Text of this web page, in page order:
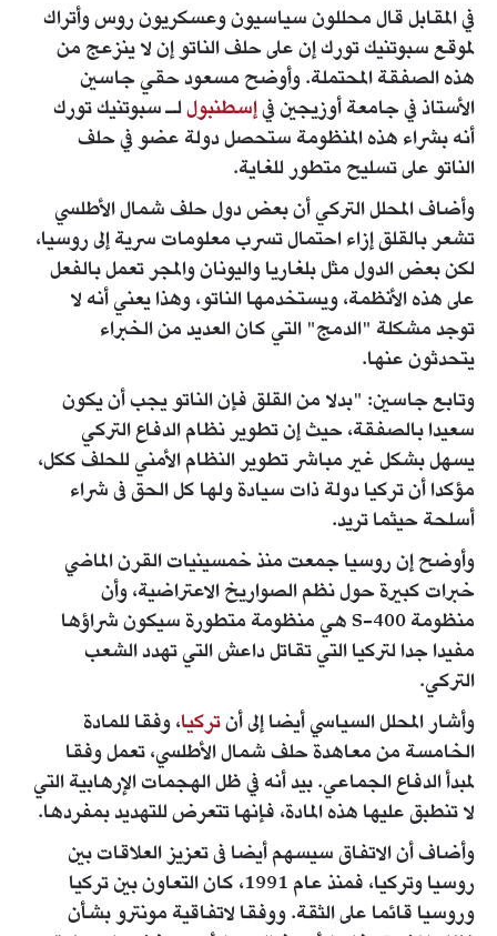
في المقابل قال محللون سياسيون وعسكريون روس وأتراك
لموقع سبوتنيك تورك إن على حلف الناتو إن لا ينزعج من
هذه الصفقة المحتملة. وأوضح مسعود حقي جاسين
الأستاذ في جامعة أوزيجين فيإسطنبوللـ سبوتنيك تورك
أنه بشراء هذه المنظومة ستحصل دولة عضو في حلف
الناتو على تسليح متطور للغاية.
وأضاف المحلل التركي أن بعض دول حلف شمال الأطلسي
تشعر بالقلق إزاء احتمال تسرب معلومات سرية إلى روسيا،
لكن بعض الدول مثل بلغاريا واليونان والمجر تعمل بالفعل
على هذه الأنظمة، ويستخدمها الناتو، وهذا يعني أنه لا
توجد مشكلة "الدمج" التي كان العديد من الخبراء
يتحدثون عنها.
وتابع جاسين: "بدلا من القلق فإن الناتو يجب أن يكون
سعيدا بالصفقة، حيث إن تطوير نظام الدفاع التركي
يسهل بشكل غير مباشر تطوير النظام الأمني للحلف ككل،
مؤكدا أن تركيا دولة ذات سيادة ولها كل الحق فى شراء
أسلحة حيثما تريد.
وأوضح إن روسيا جمعت منذ خمسينيات القرن الماضي
خبرات كبيرة حول نظم الصواريخ الاعتراضية، وأن
منظومة S-400 هي منظومة متطورة سيكون شراؤها
مفيدا جدا لتركيا التي تقاتل داعش التي تهدد الشعب
التركي.
وأشار المحلل السياسي أيضا إلى أنتركيا، وفقا للمادة
الخامسة من معاهدة حلف شمال الأطلسي، تعمل وفقا
لمبدأ الدفاع الجماعي. بيد أنه في ظل الهجمات الإرهابية التي
لا تنطبق عليها هذه المادة، فإنها تتعرض للتهديد بمفردها.
وأضاف أن الاتفاق سيسهم أيضا فى تعزيز العلاقات بين
روسيا وتركيا، فمنذ عام 1991، كان التعاون بين تركيا
وروسيا قائما على الثقة. ووفقا لاتفاقية مونترو بشأن